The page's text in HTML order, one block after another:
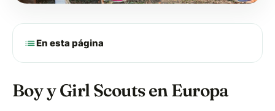
listEn esta página
Boy y Girl Scouts en Europa